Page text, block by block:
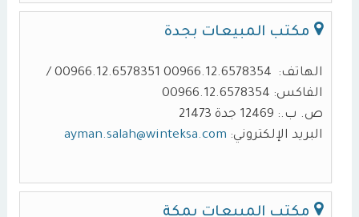
مكتب المبيعات بجدة
الهاتف: 00966.12.6578354 00966.12.6578351 /
الفاكس: 00966.12.6578354
ص. ب.: 12469 جدة 21473
البريد الإلكتروني: ayman.salah@winteksa.com
مكتب المبيعات بمكة